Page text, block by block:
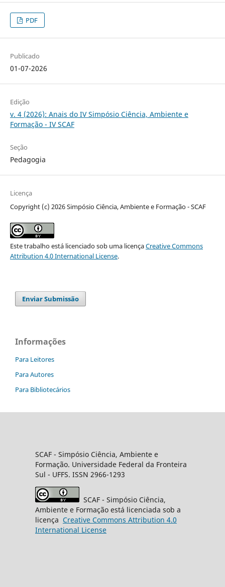
PDF
Publicado
01-07-2026
Edição
v. 4 (2026): Anais do IV Simpósio Ciência, Ambiente e
Formação - IV SCAF
Seção
Pedagogia
Licença
Copyright (c) 2026 Simpósio Ciência, Ambiente e Formação - SCAF
Este trabalho está licenciado sob uma licençaCreative Commons
Attribution 4.0 International License.
Enviar Submissão
Informações
Para Leitores
Para Autores
Para Bibliotecários
SCAF - Simpósio Ciência, Ambiente e
Formação. Universidade Federal da Fronteira
Sul - UFFS. ISSN 2966-1293
SCAF - Simpósio Ciência,
Ambiente e Formação está licenciada sob a
licença Creative Commons Attribution 4.0
International License